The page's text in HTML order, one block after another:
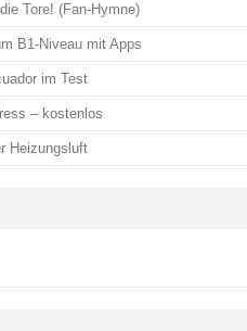
Tore! (Fan-Hymne)
B1-Niveau mit Apps
im Test
– kostenlos
Heizungsluft